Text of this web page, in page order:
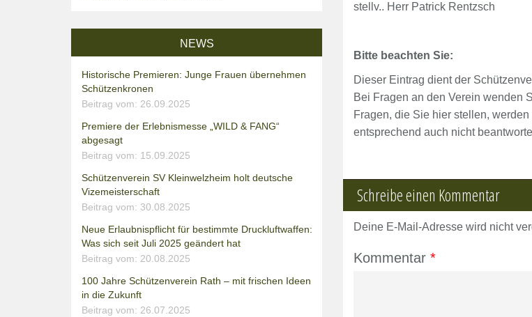
stellv.. Herr Patrick Rentzsch
Bitte beachten Sie:
Dieser Eintrag dient der
Bei Fragen an den Verein wenden
Fragen, die Sie hier stellen,
entsprechend auch nicht
Schreibe einen Kommentar
Deine E-Mail-Adresse wird nicht
Kommentar *
NEWS
Historische Premieren: Junge Frauen übernehmen
Schützenkronen
Beitrag vom: 26.09.2025
Premiere der Erlebnismesse „WILD & FANG“
abgesagt
Beitrag vom: 15.09.2025
Schützenverein SV Kleinwelzheim holt deutsche
Vizemeisterschaft
Beitrag vom: 30.08.2025
Neue Erlaubnispflicht für bestimmte Druckluftwaffen:
Was sich seit Juli 2025 geändert hat
Beitrag vom: 20.08.2025
100 Jahre Schützenverein Rath – mit frischen Ideen
in die Zukunft
Beitrag vom: 26.07.2025